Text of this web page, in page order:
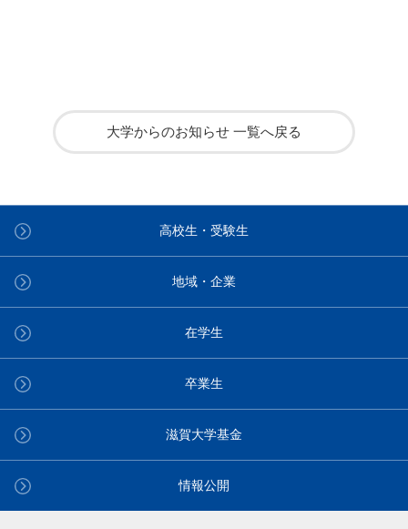
大学からのお知らせ 一覧へ戻る
高校生・受験生
地域・企業
在学生
卒業生
滋賀大学基金
情報公開